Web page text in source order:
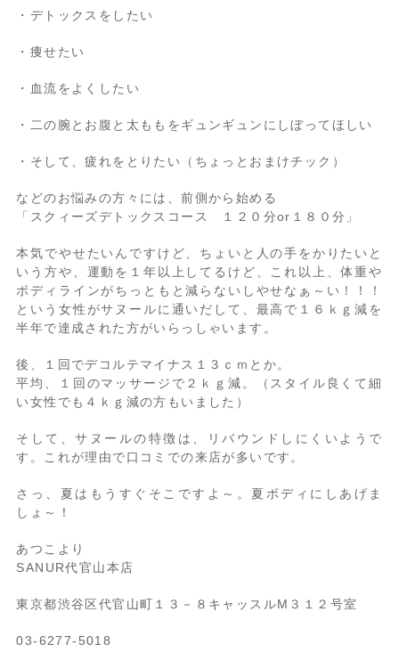
・デトックスをしたい
・痩せたい
・血流をよくしたい
・二の腕とお腹と太ももをギュンギュンにしぼってほしい
・そして、疲れをとりたい（ちょっとおまけチック）
などのお悩みの方々には、前側から始める
「スクィーズデトックスコース １２０分or１８０分」
本気でやせたいんですけど、ちょいと人の手をかりたいと
いう方や、運動を１年以上してるけど、これ以上、体重や
ボディラインがちっともと減らないしやせなぁ～い！！！
という女性がサヌールに通いだして、最高で１６ｋｇ減を
半年で達成された方がいらっしゃいます。
後、１回でデコルテマイナス１３ｃｍとか。
平均、１回のマッサージで２ｋｇ減。（スタイル良くて細
い女性でも４ｋｇ減の方もいました）
そして、サヌールの特徴は、リバウンドしにくいようで
す。これが理由で口コミでの来店が多いです。
さっ、夏はもうすぐそこですよ～。夏ボディにしあげま
しょ～！
あつこより
SANUR代官山本店
東京都渋谷区代官山町１３－８キャッスルM３１２号室
03-6277-5018